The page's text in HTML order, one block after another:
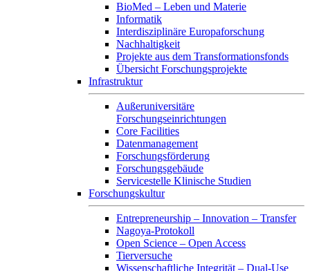
BioMed – Leben und Materie
Informatik
Interdisziplinäre Europaforschung
Nachhaltigkeit
Projekte aus dem Transformationsfonds
Übersicht Forschungsprojekte
Infrastruktur
Außeruniversitäre
Forschungseinrichtungen
Core Facilities
Datenmanagement
Forschungsförderung
Forschungsgebäude
Servicestelle Klinische Studien
Forschungskultur
Entrepreneurship – Innovation – Transfer
Nagoya-Protokoll
Open Science – Open Access
Tierversuche
Wissenschaftliche Integrität – Dual-Use